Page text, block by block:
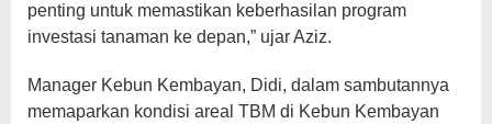
penting untuk memastikan keberhasilan program
investasi tanaman ke depan,” ujar Aziz.
Manager Kebun Kembayan, Didi, dalam sambutannya
memaparkan kondisi areal TBM di Kebun Kembayan